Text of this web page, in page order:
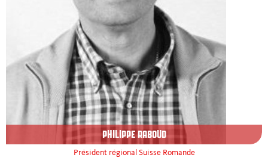
PHILIPPE RABOUD
Président régional Suisse Romande